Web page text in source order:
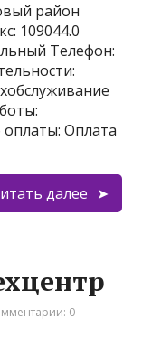
район
109044.0
Телефон:
оплаты: Оплата
далее
0